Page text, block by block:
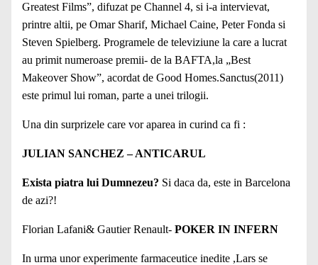
Greatest Films”, difuzat pe Channel 4, si i-a intervievat,
printre altii, pe Omar Sharif, Michael Caine, Peter Fonda si
Steven Spielberg. Programele de televiziune la care a lucrat
au primit numeroase premii- de la BAFTA,la „Best
Makeover Show”, acordat de Good Homes.Sanctus(2011)
este primul lui roman, parte a unei trilogii.
Una din surprizele care vor aparea in curind ca fi :
JULIAN SANCHEZ – ANTICARUL
Exista piatra lui Dumnezeu? Si daca da, este in Barcelona
de azi?!
Florian Lafani& Gautier Renault- POKER IN INFERN
In urma unor experimente farmaceutice inedite ,Lars se